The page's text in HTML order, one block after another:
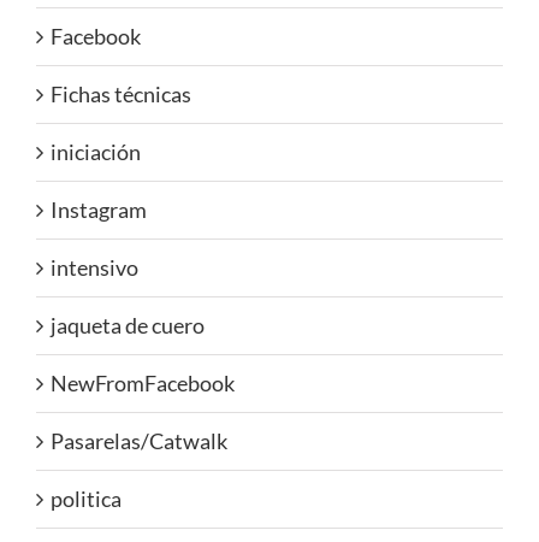
Facebook
Fichas técnicas
iniciación
Instagram
intensivo
jaqueta de cuero
NewFromFacebook
Pasarelas/Catwalk
politica